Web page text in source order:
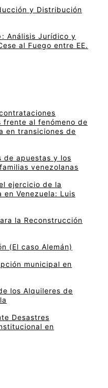
y Distribución
Análisis Jurídico y
al Fuego entre EE.
frente al fenómeno de
en transiciones de
de apuestas y los
venezolanas
ejercicio de la
Venezuela: Luis
la Reconstrucción
(El caso Alemán)
municipal en
los Alquileres de
Desastres
en